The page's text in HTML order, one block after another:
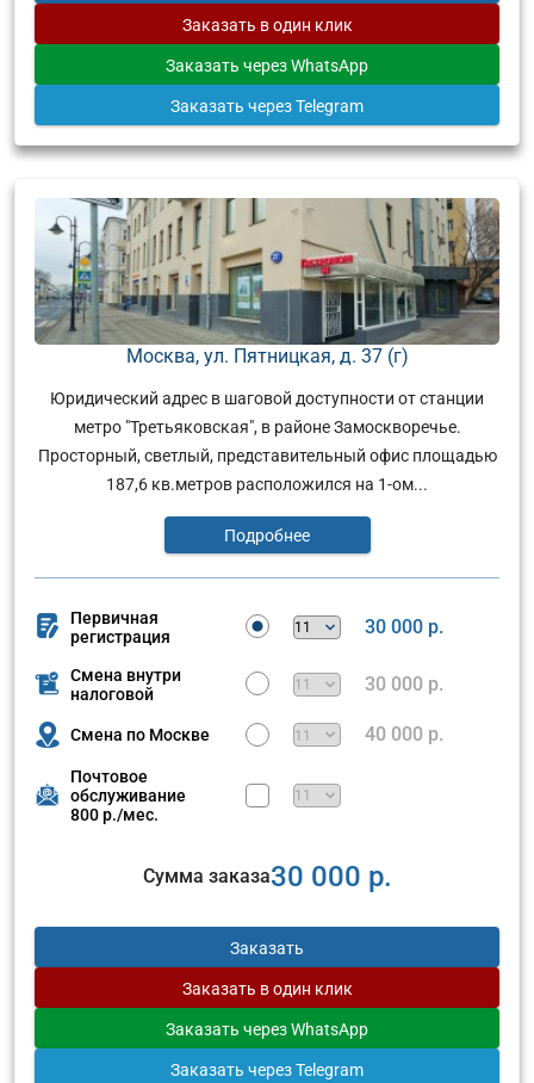
Заказать в один клик
Заказать через WhatsApp
Заказать через Telegram
Москва, ул. Пятницкая, д. 37 (г)
Юридический адрес в шаговой доступности от станции
метро "Третьяковская", в районе Замоскворечье.
Просторный, светлый, представительный офис площадью
187,6 кв.метров расположился на 1-ом...
Подробнее
Первичная
регистрация
30 000 р.
Смена внутри
налоговой
30 000 р.
Смена по Москве 40 000 р.
Почтовое
обслуживание
800 р./мес.
Сумма заказа30 000 р.
Заказать
Заказать в один клик
Заказать через WhatsApp
Заказать через Telegram